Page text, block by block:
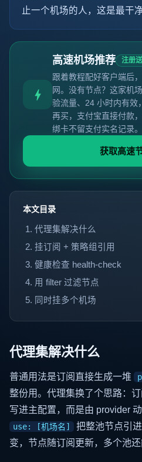
止一个机场的人，这是最干
高速机场推荐 注册
跟着教程配好客户端后
网。没有节点？这家机
验流量、24 小时内有效
再买，支付宝直接付款
绑卡不留支付实名记录。
获取高速
本文目录
代理集解决什么
挂订阅 + 策略组引用
健康检查 health-check
用 filter 过滤节点
同时挂多个机场
代理集解决什么
普通用法是订阅直接生成一堆
整份用。代理集换了个思路：
写进主配置，而是由 provider
use: [机场名]
把整池节点引
变，节点随订阅更新，多个池还